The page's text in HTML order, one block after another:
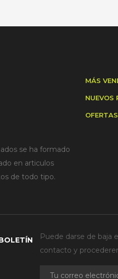
se ha formado
en articulos
de todo tipo.
MÁS
NUEVOS
OFERTAS
Puede darse de baja
contacto y